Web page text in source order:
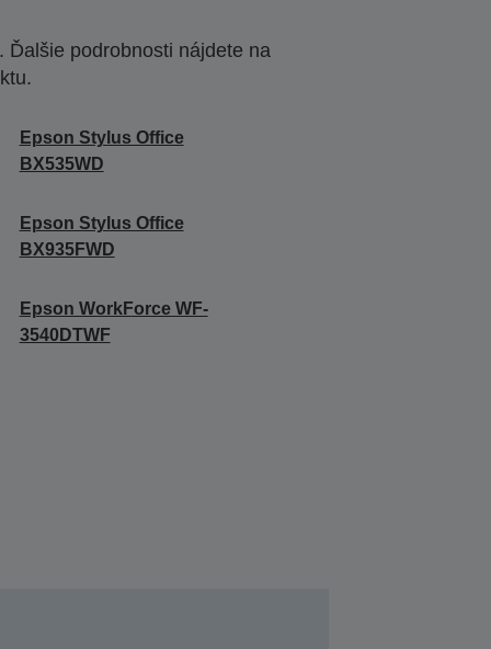
podrobnosti nájdete na
Epson Stylus Office
BX535WD
Epson Stylus Office
BX935FWD
Epson WorkForce WF-
3540DTWF